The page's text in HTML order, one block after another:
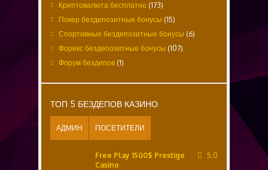
Криптовалюта бесплатно (173)
Покер бездепозитные бонусы (15)
Спортивные бездепозитные бонусы (6)
Форекс бездепозитные бонусы (107)
Форум бездепов (1)
ТОП 5 БЕЗДЕПОВ КАЗИНО
АДМИН ПОСЕТИТЕЛИ
Free Play 1500$ Prestige
Casino
5.0